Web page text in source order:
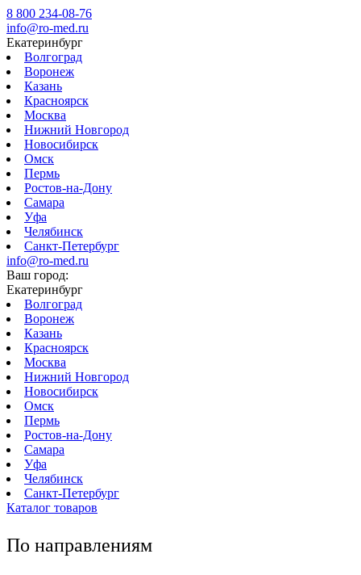
8 800 234-08-76
info@ro-med.ru
Екатеринбург
Волгоград
Воронеж
Казань
Красноярск
Москва
Нижний Новгород
Новосибирск
Омск
Пермь
Ростов-на-Дону
Самара
Уфа
Челябинск
Санкт-Петербург
info@ro-med.ru
Ваш город:
Екатеринбург
Волгоград
Воронеж
Казань
Красноярск
Москва
Нижний Новгород
Новосибирск
Омск
Пермь
Ростов-на-Дону
Самара
Уфа
Челябинск
Санкт-Петербург
Каталог товаров
По направлениям